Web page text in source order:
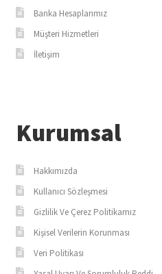
Banka Hesaplarımız
Müşteri Hizmetleri
İletişim
Kurumsal
Hakkımızda
Kullanıcı Sözleşmesi
Gizlilik Ve Çerez Politikamız
Kişisel Verilerin Korunması
Veri Politikası